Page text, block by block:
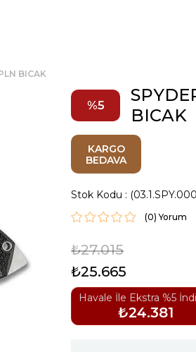
BICAK
5
BICAK
KARGO
BEDAVA
Stok Kodu
(0)
₺27.015
₺25.665
Havale İle Ekstra %5
₺24.381